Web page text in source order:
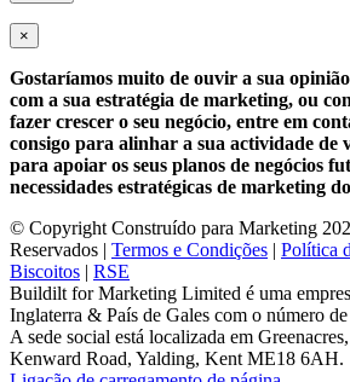
×
Gostaríamos muito de ouvir a sua
com a sua estratégia de marketing, ou
fazer crescer o seu negócio, entre em
consigo para alinhar a sua actividade de
para apoiar os seus planos de negócios
necessidades estratégicas de marketing
© Copyright Construído para Marketing
Reservados | Termos e Condições | Política
Biscoitos | RSE
Buildilt for Marketing Limited é uma
Inglaterra & País de Gales com o número
A sede social está localizada em
Kenward Road, Yalding, Kent ME18 6AH.